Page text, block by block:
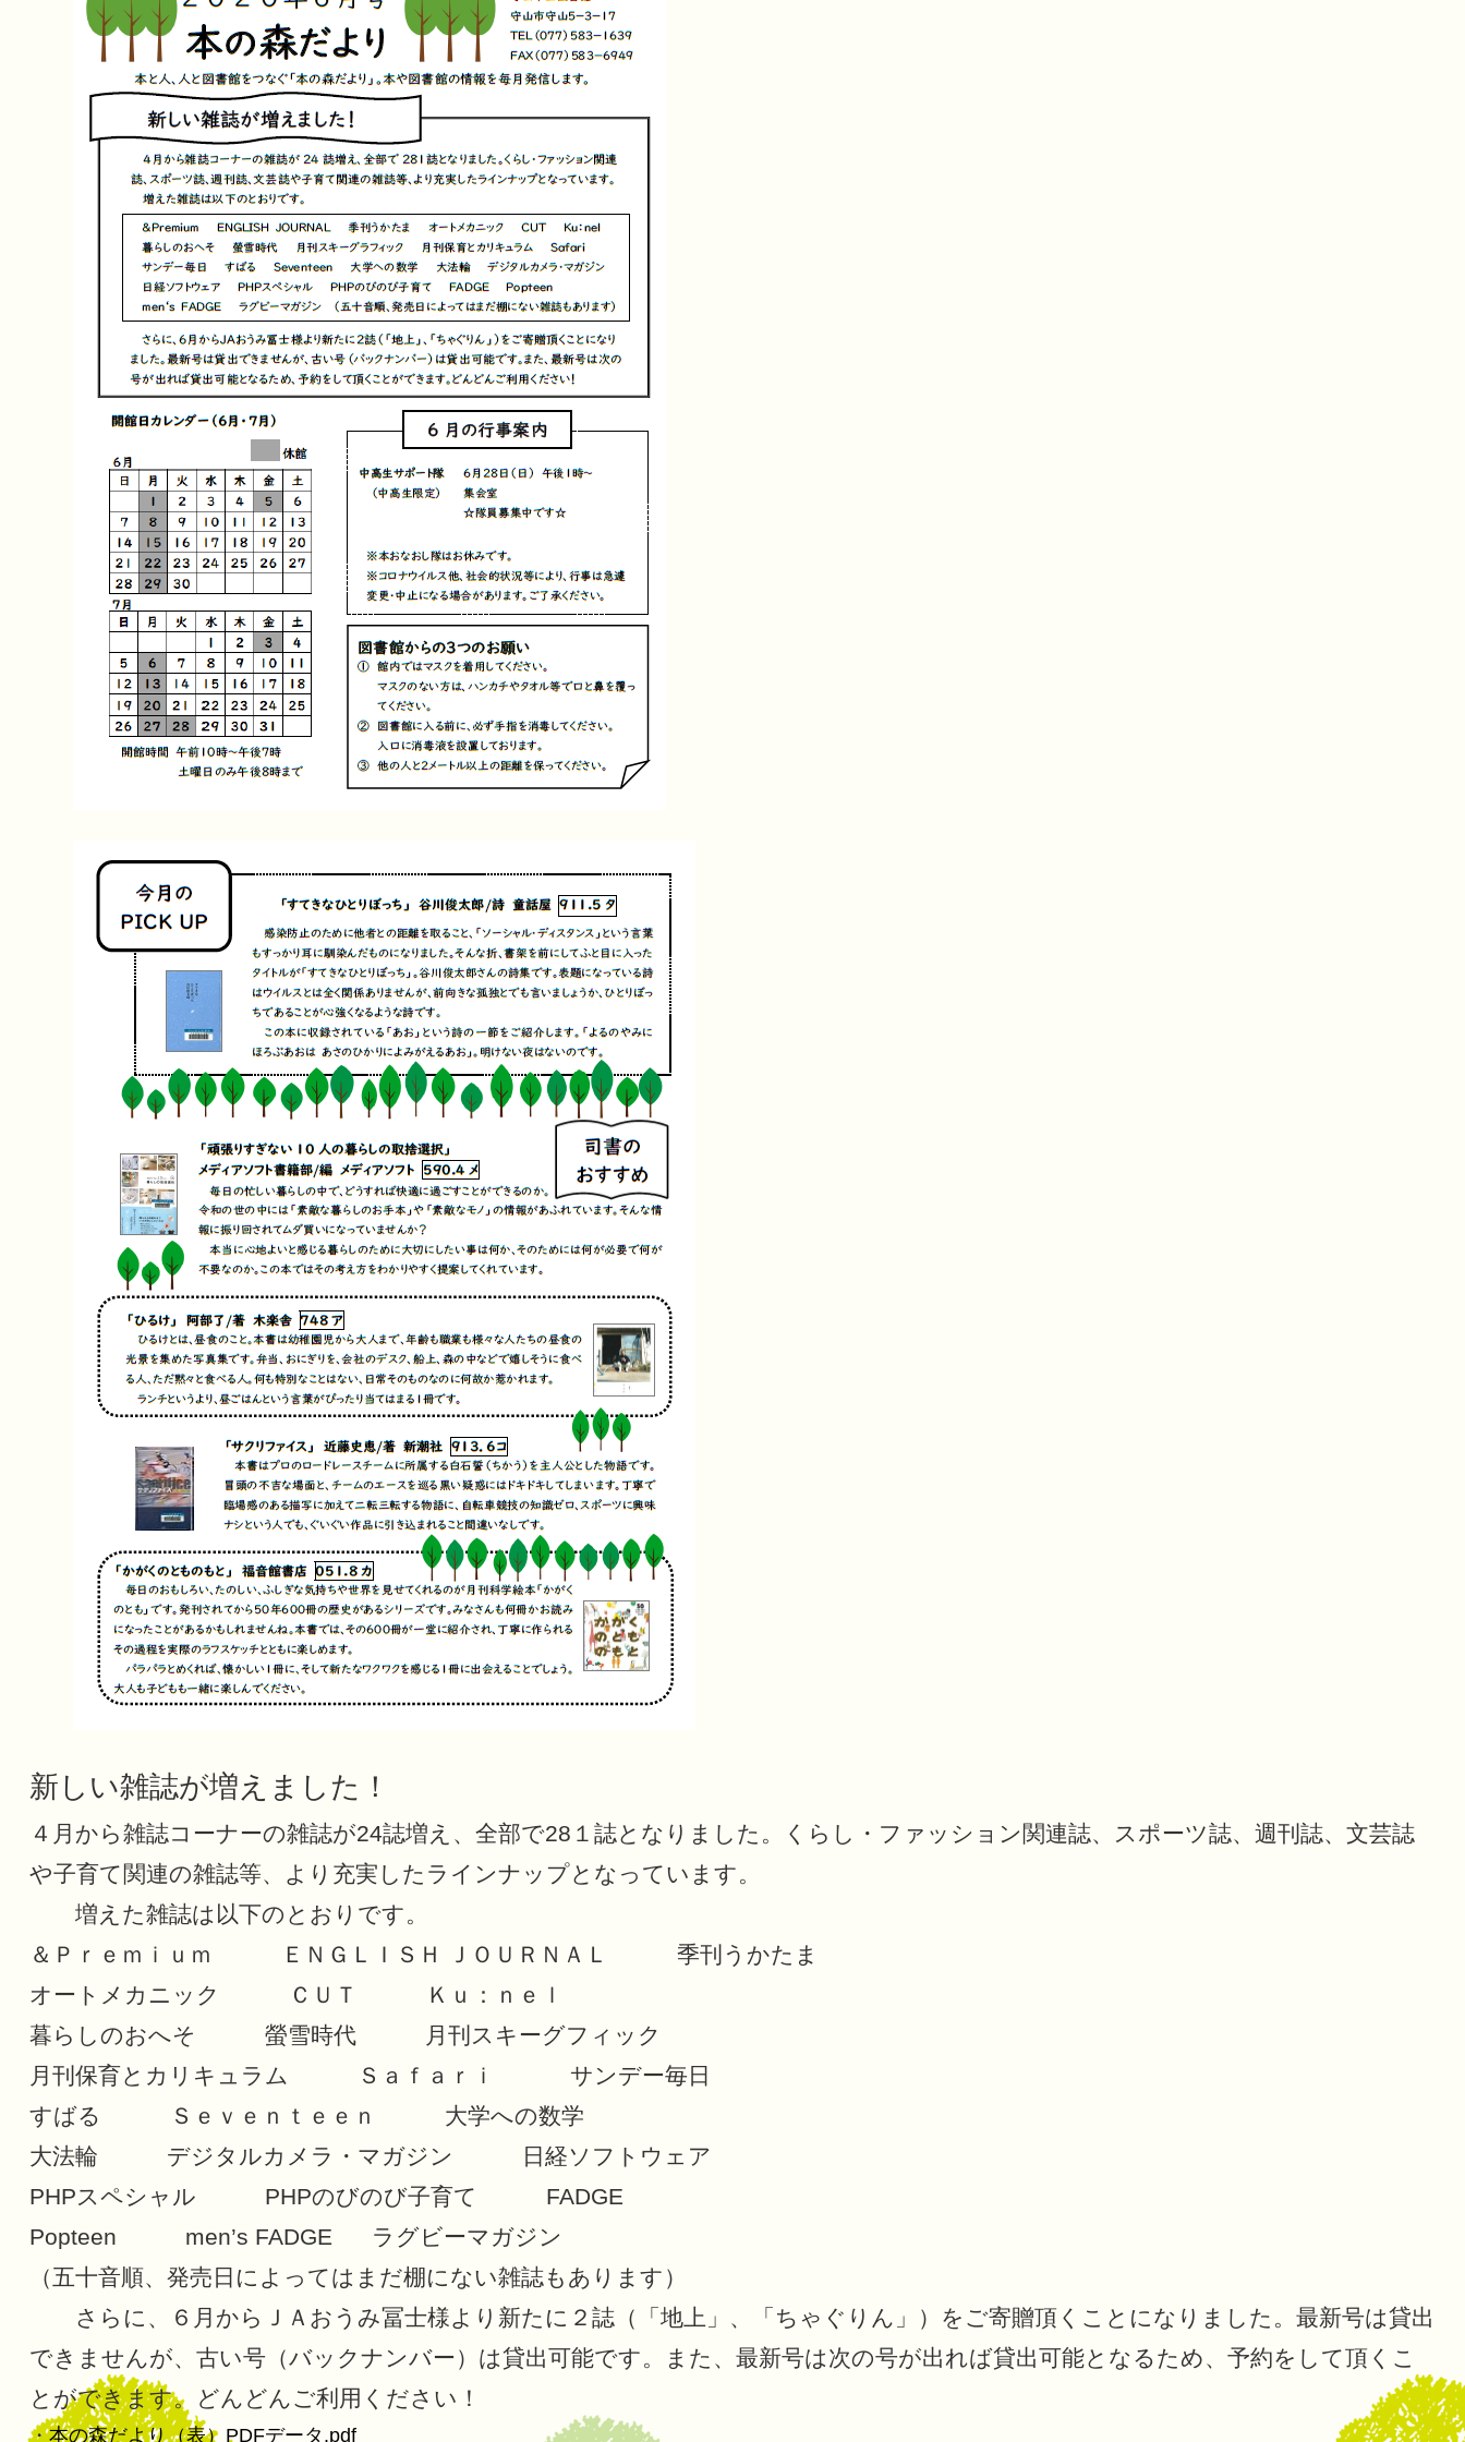
新しい雑誌が増えました！
４月から雑誌コーナーの雑誌が24誌増え、全部で28１誌となりました。くらし・ファッション関連誌、スポーツ誌、週刊誌、文芸誌
や子育て関連の雑誌等、より充実したラインナップとなっています。
増えた雑誌は以下のとおりです。
＆Ｐｒｅｍｉｕｍ ＥＮＧＬＩＳＨ ＪＯＵＲＮＡＬ 季刊うかたま
オートメカニック ＣＵＴ Ｋｕ：ｎｅｌ
暮らしのおへそ 螢雪時代 月刊スキーグフィック
月刊保育とカリキュラム Ｓａｆａｒｉ サンデー毎日
すばる Ｓｅｖｅｎｔｅｅｎ 大学への数学
大法輪 デジタルカメラ・マガジン 日経ソフトウェア
PHPスペシャル PHPのびのび子育て FADGE
Popteen men’s FADGE ラグビーマガジン
（五十音順、発売日によってはまだ棚にない雑誌もあります）
さらに、６月からＪＡおうみ冨士様より新たに２誌（「地上」、「ちゃぐりん」）をご寄贈頂くことになりました。最新号は貸出
できませんが、古い号（バックナンバー）は貸出可能です。また、最新号は次の号が出れば貸出可能となるため、予約をして頂くこ
とができます。どんどんご利用ください！
・本の森だより（表）PDFデータ.pdf